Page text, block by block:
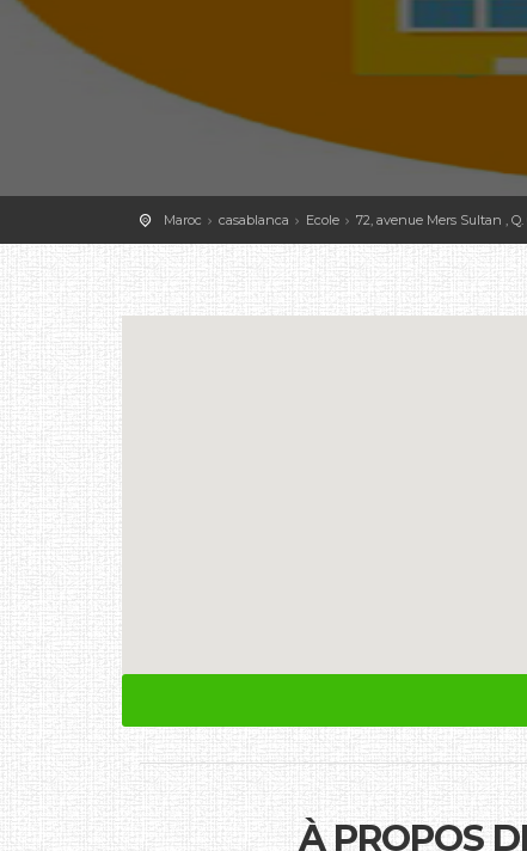
Maroc casablanca Ecole 72, avenue Mers Sultan ,
À PROPOS